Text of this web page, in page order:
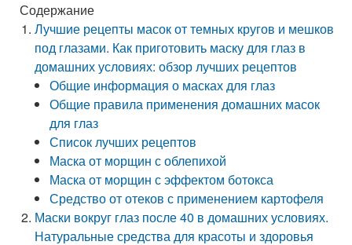
Содержание
Лучшие рецепты масок от темных кругов и мешков
под глазами. Как приготовить маску для глаз в
домашних условиях: обзор лучших рецептов
Общие информация о масках для глаз
Общие правила применения домашних масок
для глаз
Список лучших рецептов
Маска от морщин с облепихой
Маска от морщин с эффектом ботокса
Средство от отеков с применением картофеля
Маски вокруг глаз после 40 в домашних условиях.
Натуральные средства для красоты и здоровья